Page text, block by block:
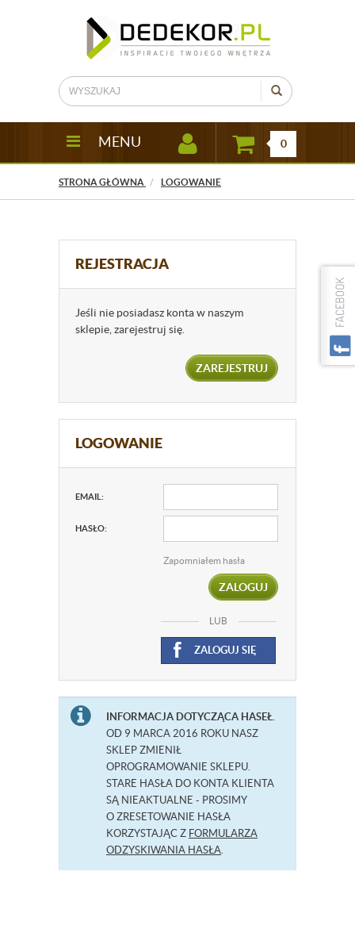
MENU 0
STRONA GŁÓWNA LOGOWANIE
REJESTRACJA
Jeśli nie posiadasz konta w naszym
sklepie, zarejestruj się.
ZAREJESTRUJ
LOGOWANIE
EMAIL:
HASŁO:
Zapomniałem hasła
ZALOGUJ
LUB
ZALOGUJ SIĘ
INFORMACJA DOTYCZĄCA HASEŁ.
OD 9 MARCA 2016 ROKU NASZ
SKLEP ZMIENIŁ
OPROGRAMOWANIE SKLEPU.
STARE HASŁA DO KONTA KLIENTA
SĄ NIEAKTUALNE - PROSIMY
O ZRESETOWANIE HASŁA
KORZYSTAJĄC Z FORMULARZA
ODZYSKIWANIA HASŁA.